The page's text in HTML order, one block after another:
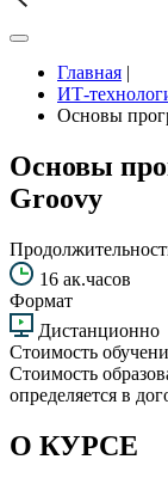
Главная |
ИТ-
Основы
Основы
Groovy
16 ак.часов
Формат
Дистанционно
Стоимость
Стоимость
определяется в
О КУРСЕ